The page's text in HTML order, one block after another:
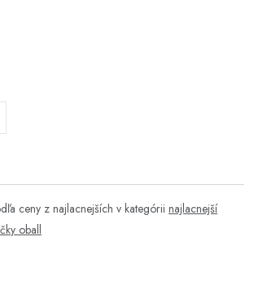
ceny z najlacnejších v kategórii najlacnejší
oball